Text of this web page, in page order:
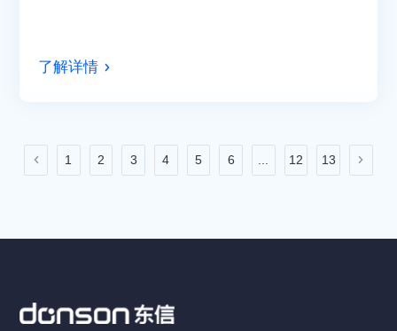
了解详情
1 2 3 4 5 6 12 13